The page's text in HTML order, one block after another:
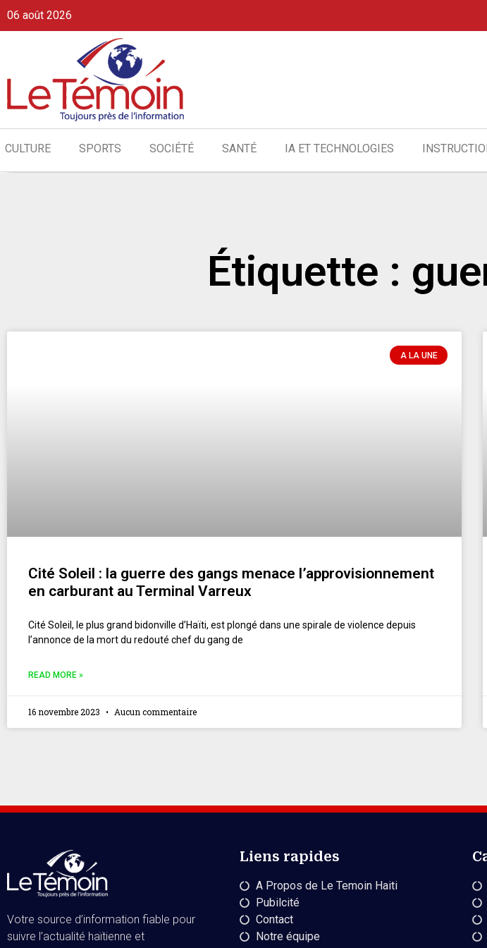
06 août 2026
CULTURE SPORTS SOCIÉTÉ SANTÉ IA ET TECHNOLOGIES
Étiquette :
A LA UNE
Cité Soleil : la guerre des gangs menace l’approvisionnement
en carburant au Terminal Varreux
Cité Soleil, le plus grand bidonville d’Haïti, est plongé dans une spirale de violence depuis
l’annonce de la mort du redouté chef du gang de
READ MORE »
16 novembre 2023 Aucun commentaire
Votre source d’information fiable pour
suivre l’actualité haïtienne et
Liens rapides
A Propos de Le Temoin Haiti
Pubilcité
Contact
Notre équipe